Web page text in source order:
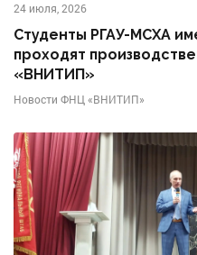
24 июля, 2026
Студенты РГАУ-МСХА
проходят
«ВНИТИП»
Новости ФНЦ «ВНИТИП»